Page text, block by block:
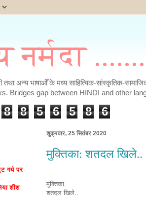
नर्मदा
तथा अन्य भाषाओँ के मध्य साहित्यिक-सांस्कृतिक-
Bridges gap between HINDI and other
8 8 5 6 5 8 6
शुक्रवार, 25 सितंबर 2020
मुक्तिका: शतदल खिले..
मुक्तिका:
शतदल खिले..
गये पर
शीश